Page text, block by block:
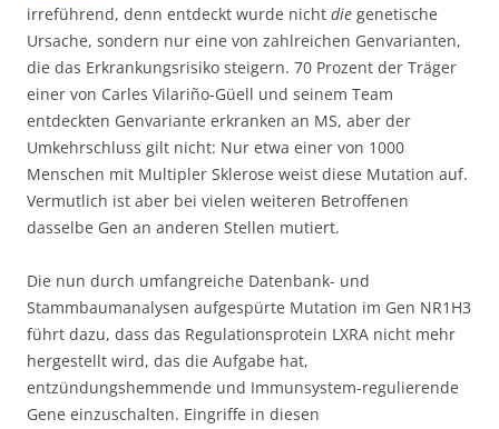
irreführend, denn entdeckt wurde nicht die genetische
Ursache, sondern nur eine von zahlreichen Genvarianten,
die das Erkrankungsrisiko steigern. 70 Prozent der Träger
einer von Carles Vilariño-Güell und seinem Team
entdeckten Genvariante erkranken an MS, aber der
Umkehrschluss gilt nicht: Nur etwa einer von 1000
Menschen mit Multipler Sklerose weist diese Mutation auf.
Vermutlich ist aber bei vielen weiteren Betroffenen
dasselbe Gen an anderen Stellen mutiert.
Die nun durch umfangreiche Datenbank- und
Stammbaumanalysen aufgespürte Mutation im Gen NR1H3
führt dazu, dass das Regulationsprotein LXRA nicht mehr
hergestellt wird, das die Aufgabe hat,
entzündungshemmende und Immunsystem-regulierende
Gene einzuschalten. Eingriffe in diesen